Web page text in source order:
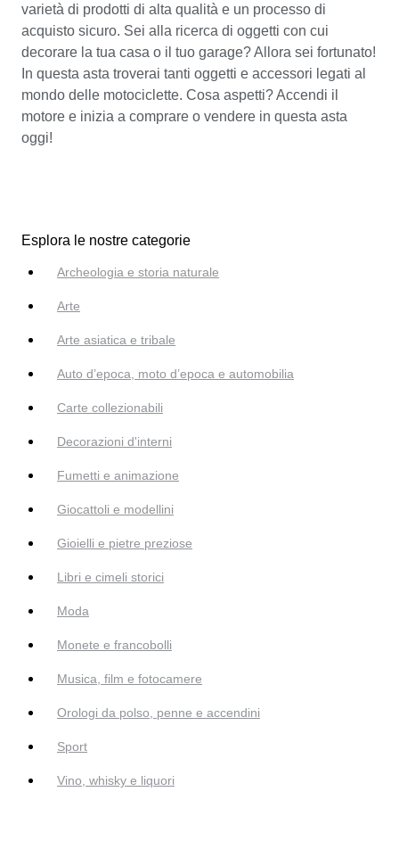
varietà di prodotti di alta qualità e un processo di
acquisto sicuro. Sei alla ricerca di oggetti con cui
decorare la tua casa o il tuo garage? Allora sei fortunato!
In questa asta troverai tanti oggetti e accessori legati al
mondo delle motociclette. Cosa aspetti? Accendi il
motore e inizia a comprare o vendere in questa asta
oggi!
Esplora le nostre categorie
Archeologia e storia naturale
Arte
Arte asiatica e tribale
Auto d’epoca, moto d’epoca e automobilia
Carte collezionabili
Decorazioni d'interni
Fumetti e animazione
Giocattoli e modellini
Gioielli e pietre preziose
Libri e cimeli storici
Moda
Monete e francobolli
Musica, film e fotocamere
Orologi da polso, penne e accendini
Sport
Vino, whisky e liquori